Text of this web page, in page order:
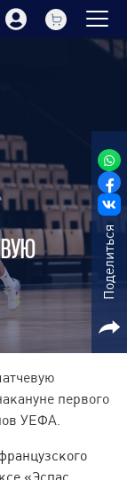
Поделиться
первого
УЕФА.